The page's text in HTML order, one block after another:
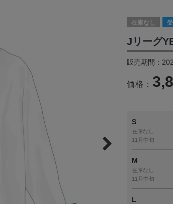
在庫なし
Jリーグ
販売期間：
価格：
S
在庫なし
11月中旬
M
在庫なし
11月中旬
L